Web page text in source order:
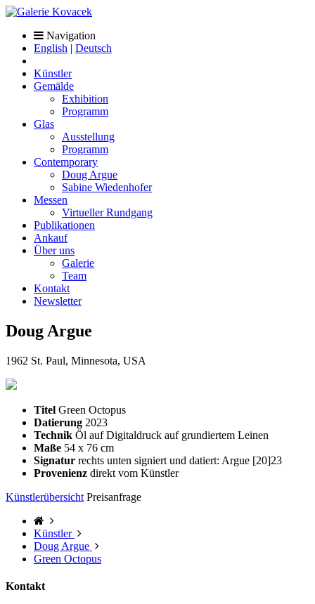
Navigation
English | Deutsch
Künstler
Gemälde
Exhibition
Programm
Glas
Ausstellung
Programm
Contemporary
Doug Argue
Sabine Wiedenhofer
Messen
Virtueller Rundgang
Publikationen
Ankauf
Über uns
Galerie
Team
Kontakt
Newsletter
Doug Argue
1962 St. Paul, Minnesota, USA
Titel Green Octopus
Datierung 2023
Technik Öl auf Digitaldruck auf grundiertem Leinen
Maße 54 x 76 cm
Signatur rechts unten signiert und datiert: Argue [20]23
Provenienz direkt vom Künstler
Künstlerübersicht Preisanfrage
Künstler
Doug Argue
Green Octopus
Kontakt